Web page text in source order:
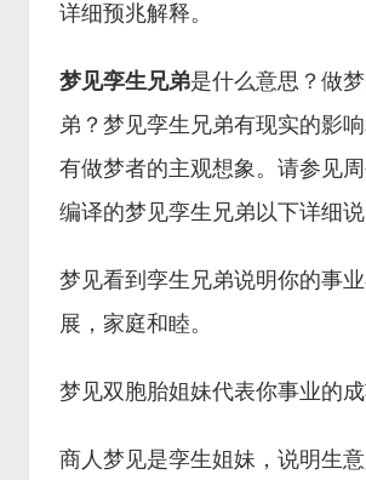
详细预兆解释。
梦见孪生兄弟是什么意思？做
弟？梦见孪生兄弟有现实的影
有做梦者的主观想象。请参见
编译的梦见孪生兄弟以下详细说
梦见看到孪生兄弟说明你的事
展，家庭和睦。
梦见双胞胎姐妹代表你事业的成
商人梦见是孪生姐妹，说明生意